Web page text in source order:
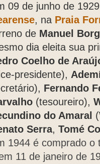
09 de junho de
, na Praia
de Manuel
dia eleita sua
Coelho de
presidente),
Fernando
(tesoureiro),
do Amaral
Serra, Tomé
1944 é comprado o
11 de janeiro de